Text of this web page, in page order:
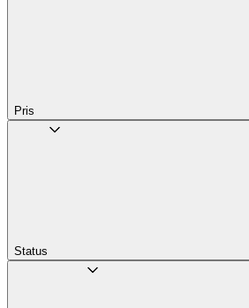
Pris
Status